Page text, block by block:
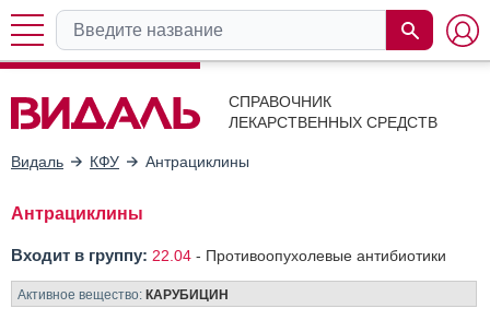
СПРАВОЧНИК
ЛЕКАРСТВЕННЫХ СРЕДСТВ
Видаль КФУ Антрациклины
Антрациклины
Входит в группу: 22.04 - Противоопухолевые антибиотики
Активное вещество: КАРУБИЦИН